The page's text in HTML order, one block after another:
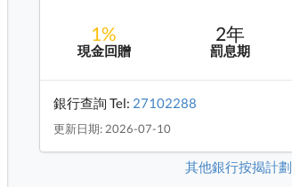
1%
現金回贈
2年
罰息期
銀行查詢 Tel: 27102288
更新日期: 2026-07-10
其他銀行按揭計劃